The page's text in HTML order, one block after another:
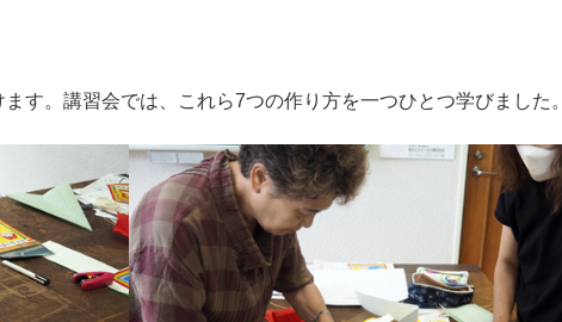
す。講習会では、これら7つの作り方を一つひとつ学びました。